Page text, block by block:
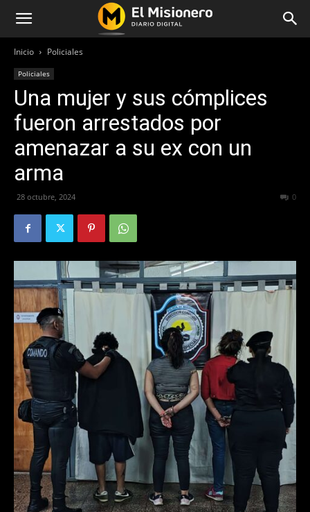
Inicio Policiales
Policiales
Una mujer y sus cómplices
fueron arrestados por
amenazar a su ex con un
arma
28 octubre, 2024 0